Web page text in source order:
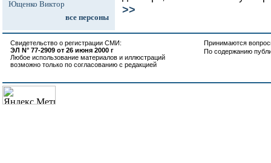
Ющенко Виктор
все персоны
>>
Свидетельство о регистрации СМИ:
ЭЛ N° 77-2909 от 26 июня 2000 г
Любое использование материалов и иллюстраций
возможно только по согласованию с редакцией
Принимаются
По содержанию